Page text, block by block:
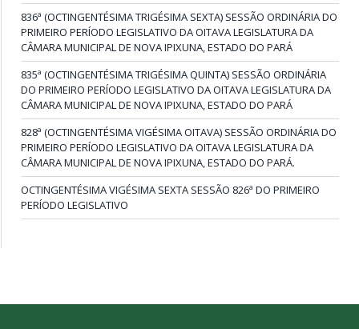
836ª (OCTINGENTÉSIMA TRIGÉSIMA SEXTA) SESSÃO ORDINÁRIA DO
PRIMEIRO PERÍODO LEGISLATIVO DA OITAVA LEGISLATURA DA
CÂMARA MUNICIPAL DE NOVA IPIXUNA, ESTADO DO PARÁ
835ª (OCTINGENTÉSIMA TRIGÉSIMA QUINTA) SESSÃO ORDINÁRIA
DO PRIMEIRO PERÍODO LEGISLATIVO DA OITAVA LEGISLATURA DA
CÂMARA MUNICIPAL DE NOVA IPIXUNA, ESTADO DO PARÁ
828ª (OCTINGENTÉSIMA VIGÉSIMA OITAVA) SESSÃO ORDINÁRIA DO
PRIMEIRO PERÍODO LEGISLATIVO DA OITAVA LEGISLATURA DA
CÂMARA MUNICIPAL DE NOVA IPIXUNA, ESTADO DO PARÁ.
OCTINGENTÉSIMA VIGÉSIMA SEXTA SESSÃO 826ª DO PRIMEIRO
PERÍODO LEGISLATIVO